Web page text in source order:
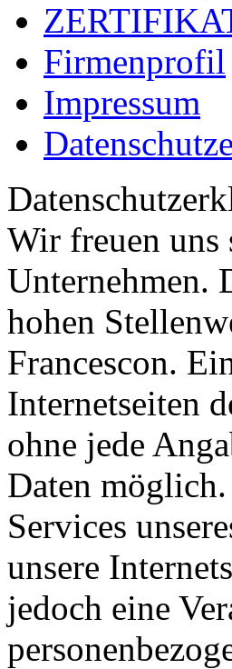
Firmenprofil
Impressum
Wir freuen uns
Unternehmen.
hohen
Francescon.
Internetseiten
ohne jede
Daten
Services
unsere
jedoch eine